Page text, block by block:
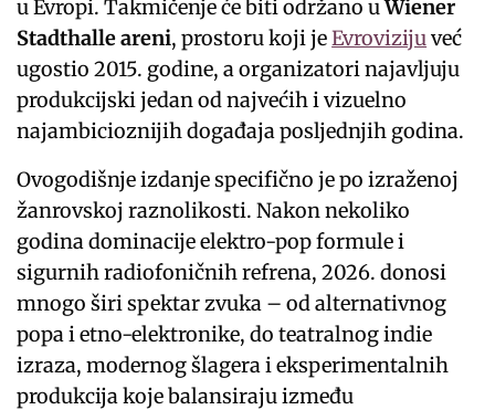
u Evropi. Takmičenje će biti održano uWiener
Stadthalle areni, prostoru koji jeEvroviziju već
ugostio 2015. godine, a organizatori najavljuju
produkcijski jedan od najvećih i vizuelno
najambicioznijih događaja posljednjih godina.
Ovogodišnje izdanje specifično je po izraženoj
žanrovskoj raznolikosti. Nakon nekoliko
godina dominacije elektro-pop formule i
sigurnih radiofoničnih refrena, 2026. donosi
mnogo širi spektar zvuka – od alternativnog
popa i etno-elektronike, do teatralnog indie
izraza, modernog šlagera i eksperimentalnih
produkcija koje balansiraju između